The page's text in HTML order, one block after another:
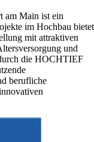
am Main ist ein
im Hochbau bietet
mit attraktiven
und
die HOCHTIEF
berufliche